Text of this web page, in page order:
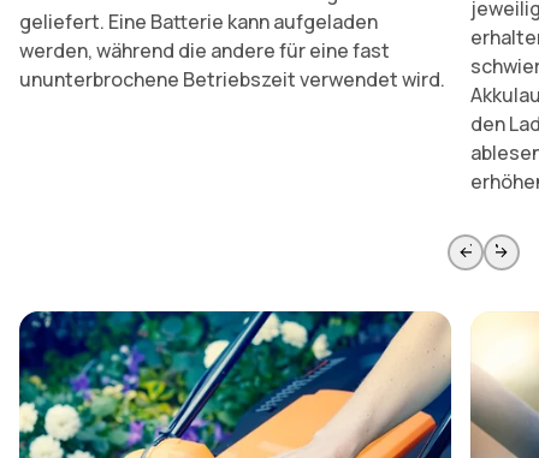
geliefert. Eine Batterie kann aufgeladen
werden, während die andere für eine fast
ununterbrochene Betriebszeit verwendet wird.
den
Zur vorherigen Seite springen Weiter